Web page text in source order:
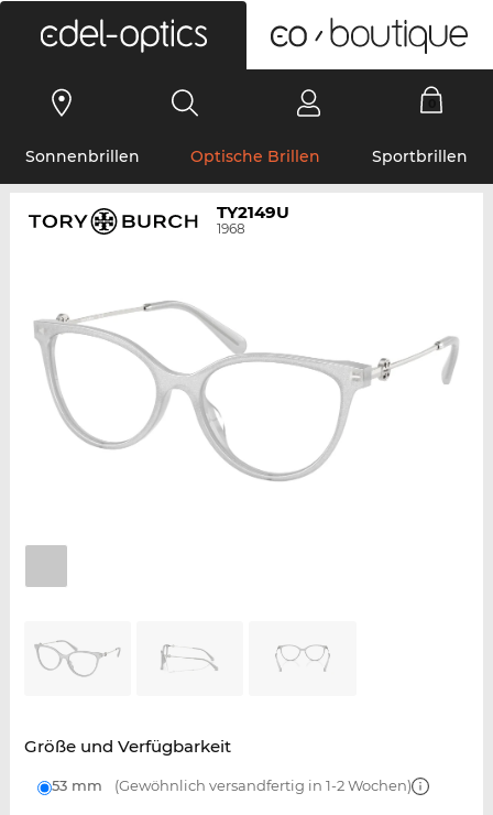
Sonnenbrillen Optische Brillen Sportbrillen
TY2149U
1968
Größe und Verfügbarkeit
53 mm (Gewöhnlich versandfertig in 1-2 Wochen)